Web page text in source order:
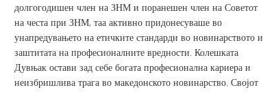
долгогодишен член на ЗНМ и поранешен член на Советот
на честа при ЗНМ, таа активно придонесуваше во
унапредувањето на етичките стандарди во новинарството и
заштитата на професионалните вредности. Колешката
Дувњак остави зад себе богата професионална кариера и
неизбришлива трага во македонското новинарство. Својот